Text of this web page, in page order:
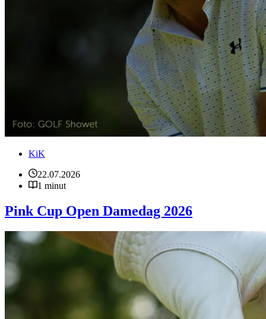
KiK
22.07.2026
1 minut
Pink Cup Open Damedag 2026